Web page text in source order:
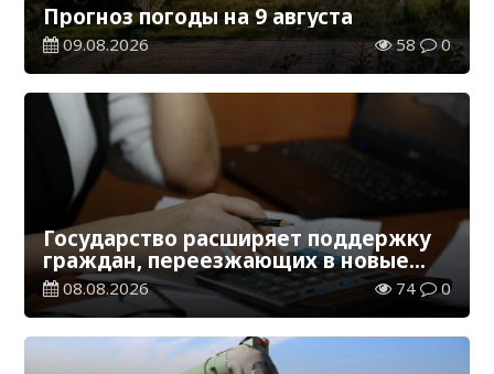
Прогноз погоды на 9 августа
09.08.2026 58 0
Государство расширяет поддержку
граждан, переезжающих в новые
регионы для работы
08.08.2026 74 0